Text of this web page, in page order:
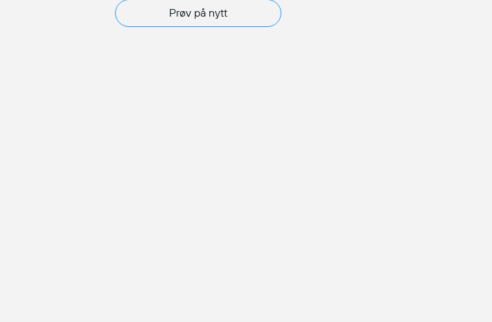
Prøv på nytt